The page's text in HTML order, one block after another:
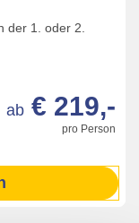
der 1. oder 2.
pro Person
ab € 219,-